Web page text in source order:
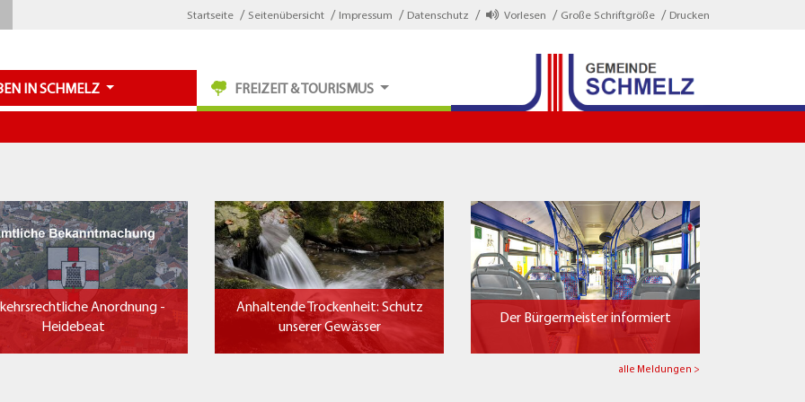
Startseite Seitenübersicht Impressum Datenschutz Vorlesen Große Schriftgröße Drucken
IN SCHMELZ FREIZEIT & TOURISMUS
Anordnung -
Heidebeat
Anhaltende Trockenheit: Schutz
unserer Gewässer
Der Bürgermeister informiert
alle Meldungen >